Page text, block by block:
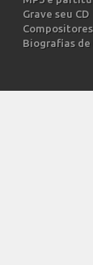
Grave seu CD
Compositores
Biografias de